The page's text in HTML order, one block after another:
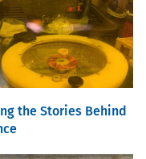
the Stories Behind